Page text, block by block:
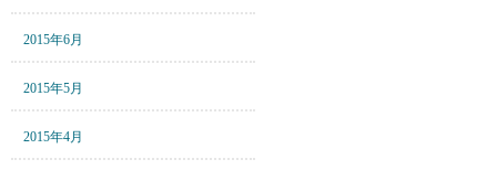
2015年6月
2015年5月
2015年4月